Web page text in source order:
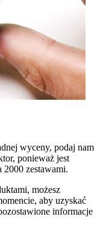
wyceny, podaj nam
ponieważ jest
2000 zestawami.
możesz
aby uzyskać
informacje